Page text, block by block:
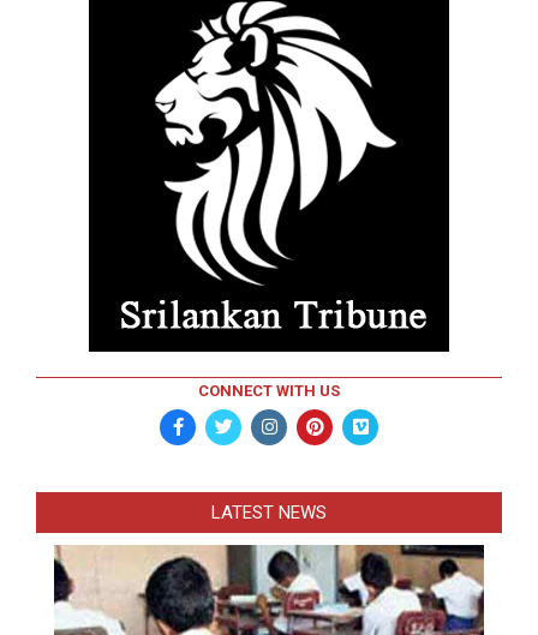
CONNECT WITH US
LATEST NEWS